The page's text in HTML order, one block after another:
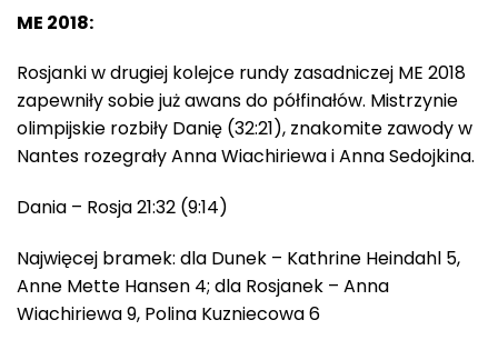
ME 2018:
Rosjanki w drugiej kolejce rundy zasadniczej ME 2018
zapewniły sobie już awans do półfinałów. Mistrzynie
olimpijskie rozbiły Danię (32:21), znakomite zawody w
Nantes rozegrały Anna Wiachiriewa i Anna Sedojkina.
Dania – Rosja 21:32 (9:14)
Najwięcej bramek: dla Dunek – Kathrine Heindahl 5,
Anne Mette Hansen 4; dla Rosjanek – Anna
Wiachiriewa 9, Polina Kuzniecowa 6